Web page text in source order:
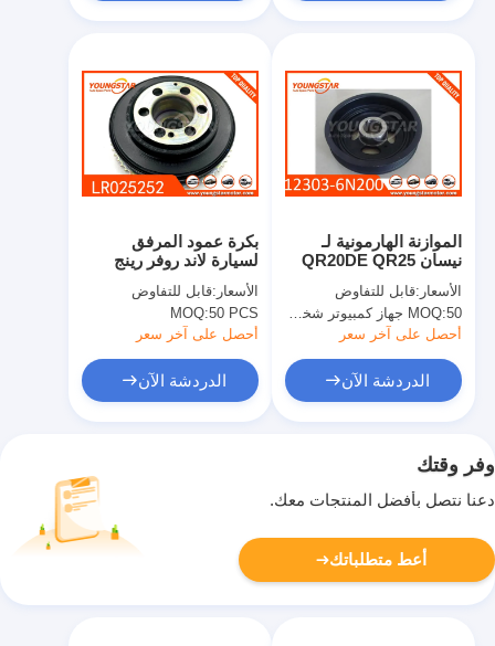
بكرة عمود المرفق
لسيارة لاند روفر رينج
2019 LR025252
الأسعار:قابل للتفاوض
MOQ:50 PCS
أحصل على آخر سعر
الدردشة الآن
الموازنة الهارمونية لـ
نيسان QR20DE QR25
OEM7
الأسعار:قابل للتفاوض
MOQ:50 جهاز كمبيوتر شخصى
أحصل على آخر سعر
الدردشة الآن
وفر وقتك
دعنا نتصل بأفضل المنتجات معك.
أعط متطلباتك